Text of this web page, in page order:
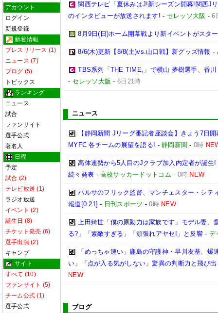
アカウント
ログイン
新規登録
新着情報
プレスリリース (1)
ニュース (7)
ブログ (5)
トピックス
ランキング
ニュース
試合
ファンサイト
選手公式
著名人
日程
予定
試合 (2)
テレビ放送 (1)
ラジオ放送
イベント (2)
誕生日 (8)
チケット発売 (6)
選手出演 (2)
キャンプ
サイト
すべて (10)
ファンサイト (5)
チーム公式 (1)
選手公式
関西テレビ「夏休みはJ!新シーズン開幕!関西J
のインタビューが放送されます! - セレッソ大阪 -6
8月9日(日)ホーム開幕戦より新イベントがスタ
8/6(木)更新【8/8(土)vs.山口戦】新グッズ情報 -
TBS系列「THE TIME,」で横山 夢樹選手、香
- セレッソ大阪 - 6日21時
ニュース
【静岡新聞 Jリーグ番記者座談会】きょう7日
MYFC 各チームの展望を語る! -静岡新聞 - 0時
高体連勢から5人目のJクラブ加入内定者が誕
続々発表 - 高校サッカードットコム - 0時 NEW
バルサのフリック監督、マンチェスター・シテ
報道[0:21] - 日刊スポーツ -0時 NEW
上田綺世「僕の原動力は家族です」モデル妻
る?」「素敵すぎる」「頑張れアヤセ!」と反響- デ
「めっちゃ速い」鹿島の守護神・早川友基、
い」「点が入る気がしない」驚異の判断力と飛び
NEW
ブログ